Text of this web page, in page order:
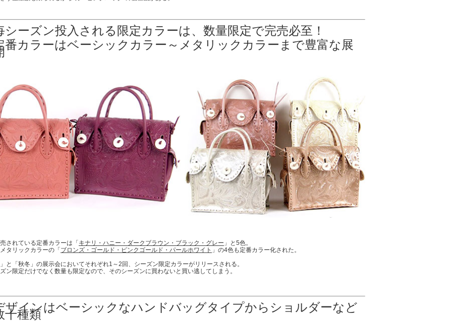
シーズン投入される限定カラーは、数量限定で完売必至！
番カラーはベーシックカラー～メタリックカラーまで豊富な展
されている定番カラーは「キナリ・ハニー・ダークブラウン・ブラック・グレー 」と5色。
タリックカラーの「ブロンズ・ゴールド・ピンクゴールド・パールホワイト 」の4色も定番カラー化された。
と「秋冬」の展示会においてそれぞれ1～2回、シーズン限定カラーがリリースされる。
ン限定だけでなく数量も限定なので、そのシーズンに買わないと買い逃してしまう。
ザインはベーシックなハンドバッグタイプからショルダーなど
十種類